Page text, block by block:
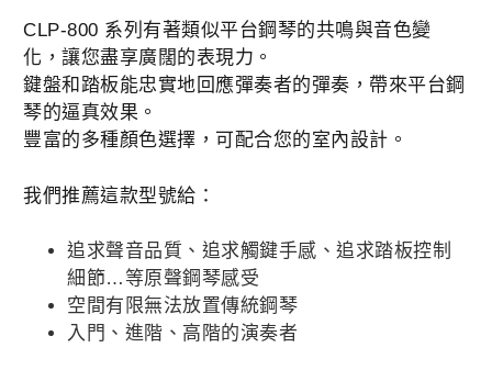
CLP-800 系列有著類似平台鋼琴的共鳴與音色變
化，讓您盡享廣闊的表現力。
鍵盤和踏板能忠實地回應彈奏者的彈奏，帶來平台鋼
琴的逼真效果。
豐富的多種顏色選擇，可配合您的室內設計。
我們推薦這款型號給：
追求聲音品質、追求觸鍵手感、追求踏板控制
細節…等原聲鋼琴感受
空間有限無法放置傳統鋼琴
入門、進階、高階的演奏者